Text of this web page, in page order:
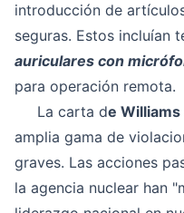
introducción de
seguras. Estos incluían
auriculares con
para operación remota.
La carta de Williams
amplia gama de
graves. Las acciones
la agencia nuclear han